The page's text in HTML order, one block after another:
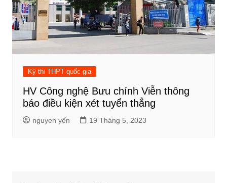
Kỳ thi THPT quốc gia
HV Công nghệ Bưu chính Viễn thông
báo điều kiện xét tuyển thẳng
nguyen yến 19 Tháng 5, 2023